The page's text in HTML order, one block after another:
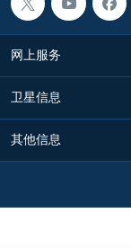
网上服务
卫星信息
其他信息